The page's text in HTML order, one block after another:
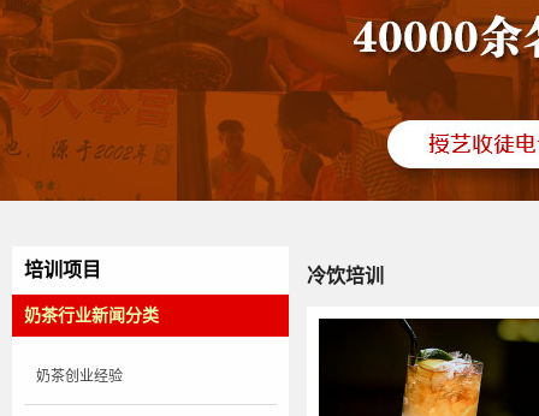
培训项目
奶茶行业新闻分类
奶茶创业经验
冷饮培训